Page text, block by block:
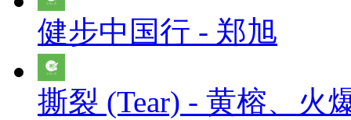
健步中国行 - 郑旭
撕裂 (Tear) - 黄榕、火